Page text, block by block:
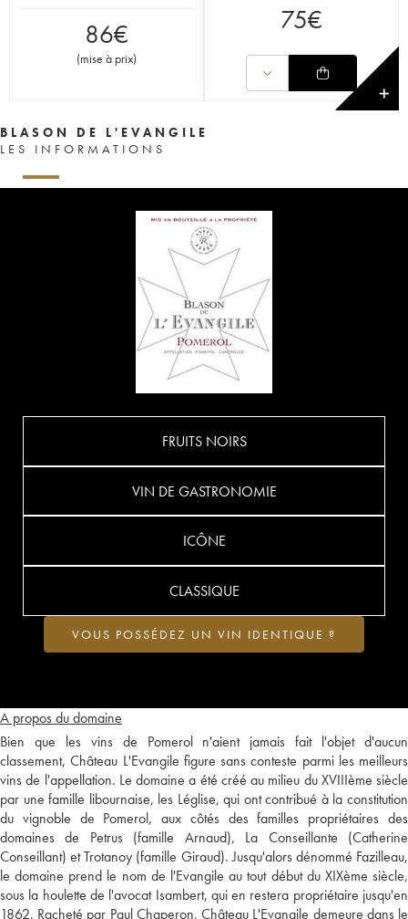
86€
(mise à prix)
75€
✕
BLASON DE L'EVANGILE
LES INFORMATIONS
A propos du domaine
Bien que les vins de Pomerol n'aient jamais fait l'objet d'aucun
classement, Château L'Evangile figure sans conteste parmi les meilleurs
vins de l'appellation. Le domaine a été créé au milieu du XVIIIème siècle
par une famille libournaise, les Léglise, qui ont contribué à la constitution
du vignoble de Pomerol, aux côtés des familles propriétaires des
domaines de Petrus (famille Arnaud), La Conseillante (Catherine
Conseillant) et Trotanoy (famille Giraud). Jusqu'alors dénommé Fazilleau,
le domaine prend le nom de l'Evangile au tout début du XIXème siècle,
sous la houlette de l'avocat Isambert, qui en restera propriétaire jusqu'en
1862. Racheté par Paul Chaperon, Château L'Evangile demeure dans le
FRUITS NOIRS
VIN DE GASTRONOMIE
ICÔNE
CLASSIQUE
VOUS POSSÉDEZ UN VIN IDENTIQUE ?